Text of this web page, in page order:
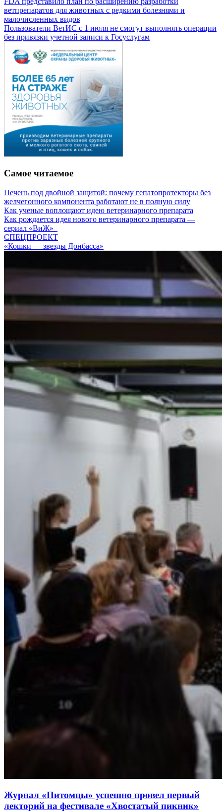
ветпрепаратов для животных с редкими болезнями и
малочисленных видов
Пользователи ВетИС с 1 июля не смогут выполнять операции
без привязки учетной записи к Госуслугам
Самое читаемое
Печень под двойной защитой: почему гепатопротекторы без
желчегонного компонента работают не в полную силу
Как ученые воплощают идею ветеринарного препарата
Как рождается идея нового ветеринарного препарата —
сериал «ВиЖ»
СПЕЦПРОЕКТ
«Кошки — звезды Донбасса»
Журнал «Питомцы» успешно провел первый
лекторий на фестивале «Хвостатый пикник»